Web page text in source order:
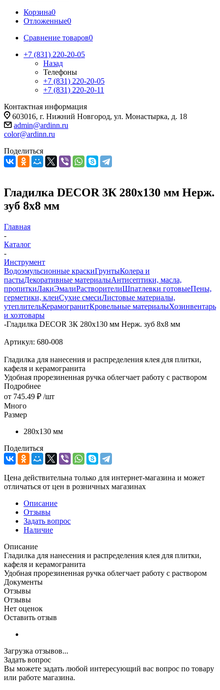
Корзина0
Отложенные0
Сравнение товаров0
+7 (831) 220-20-05
Назад
Телефоны
+7 (831) 220-20-05
+7 (831) 220-20-11
Контактная информация
603016, г. Нижний Новгород, ул. Монастырка, д. 18
admin@ardinn.ru
color@ardinn.ru
Поделиться
Гладилка DЕCOR 3К 280х130 мм Нерж.
зуб 8х8 мм
Главная
-
Каталог
-
Инструмент
Водоэмульсионные краскиГрунтыКолера и
пастыДекоративные материалыАнтисептики, масла,
пропиткиЛакиЭмалиРастворителиШпатлевки готовыеПены,
герметики, клеиСухие смесиЛистовые материалы,
утеплительКерамогранитКровельные материалыХозинвентарь
и хозтовары
-Гладилка DЕCOR 3К 280х130 мм Нерж. зуб 8х8 мм
Артикул: 680-008
Гладилка для нанесения и распределения клея для плитки,
кафеля и керамогранита
Удобная прорезиненная ручка облегчает работу с раствором
Подробнее
от 745.49 ₽ /шт
Много
Размер
280х130 мм
Поделиться
Цена действительна только для интернет-магазина и может
отличаться от цен в розничных магазинах
Описание
Отзывы
Задать вопрос
Наличие
Описание
Гладилка для нанесения и распределения клея для плитки,
кафеля и керамогранита
Удобная прорезиненная ручка облегчает работу с раствором
Документы
Отзывы
Отзывы
Нет оценок
Оставить отзыв
Загрузка отзывов...
Задать вопрос
Вы можете задать любой интересующий вас вопрос по товару
или работе магазина.